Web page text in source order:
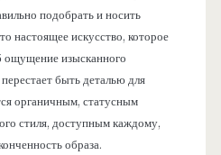
подобрать и носить
настоящее искусство, которое
ощущение изысканного
быть деталью для
органичным, статусным
стиля, доступным каждому,
образа.